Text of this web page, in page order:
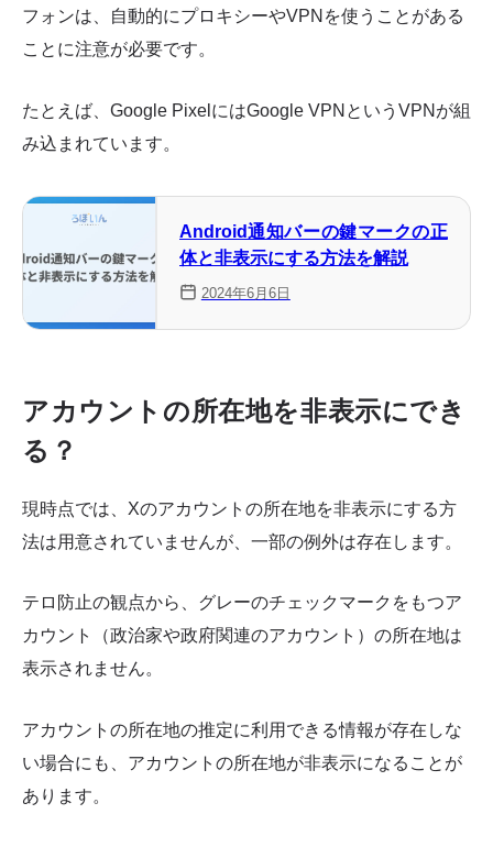
フォンは、自動的にプロキシーやVPNを使うことがある
ことに注意が必要です。
たとえば、Google PixelにはGoogle VPNというVPNが組
み込まれています。
Android通知バーの鍵マークの正
体と非表示にする方法を解説
2024年6月6日
アカウントの所在地を非表示にでき
る？
現時点では、Xのアカウントの所在地を非表示にする方
法は用意されていませんが、一部の例外は存在します。
テロ防止の観点から、グレーのチェックマークをもつア
カウント（政治家や政府関連のアカウント）の所在地は
表示されません。
アカウントの所在地の推定に利用できる情報が存在しな
い場合にも、アカウントの所在地が非表示になることが
あります。